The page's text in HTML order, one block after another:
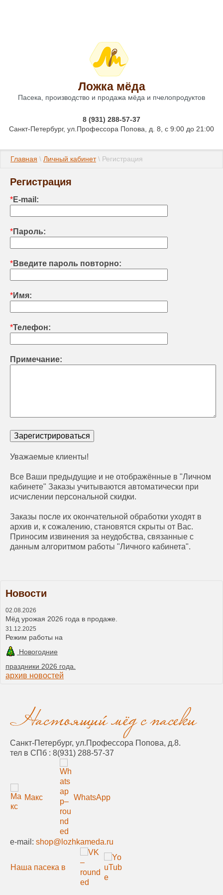
Ложка мёда
Пасека, производство и продажа мёда и пчелопродуктов
8 (931) 288-57-37
Санкт-Петербург, ул.Профессора Попова, д. 8, с 9:00 до 21:00
Главная \ Личный кабинет \ Регистрация
Регистрация
*E-mail:
*Пароль:
*Введите пароль повторно:
*Имя:
*Телефон:
Примечание:
Уважаемые клиенты!
Все Ваши предыдущие и не отображённые в "Личном
кабинете" Заказы учитываются автоматически при
исчислении персональной скидки.
Заказы после их окончательной обработки уходят в
архив и, к сожалению, становятся скрыты от Вас.
Приносим извинения за неудобства, связанные с
данным алгоритмом работы "Личного кабинета".
Новости
02.08.2026
Мёд урожая 2026 года в продаже.
31.12.2025
Режим работы на
Новогодние
праздники 2026 года.
архив новостей
Санкт-Петербург, ул.Профессора Попова, д.8.
тел в СПб : 8(931) 288-57-37
Макс WhatsApp
e-mail: shop@lozhkameda.ru
Наша пасека в